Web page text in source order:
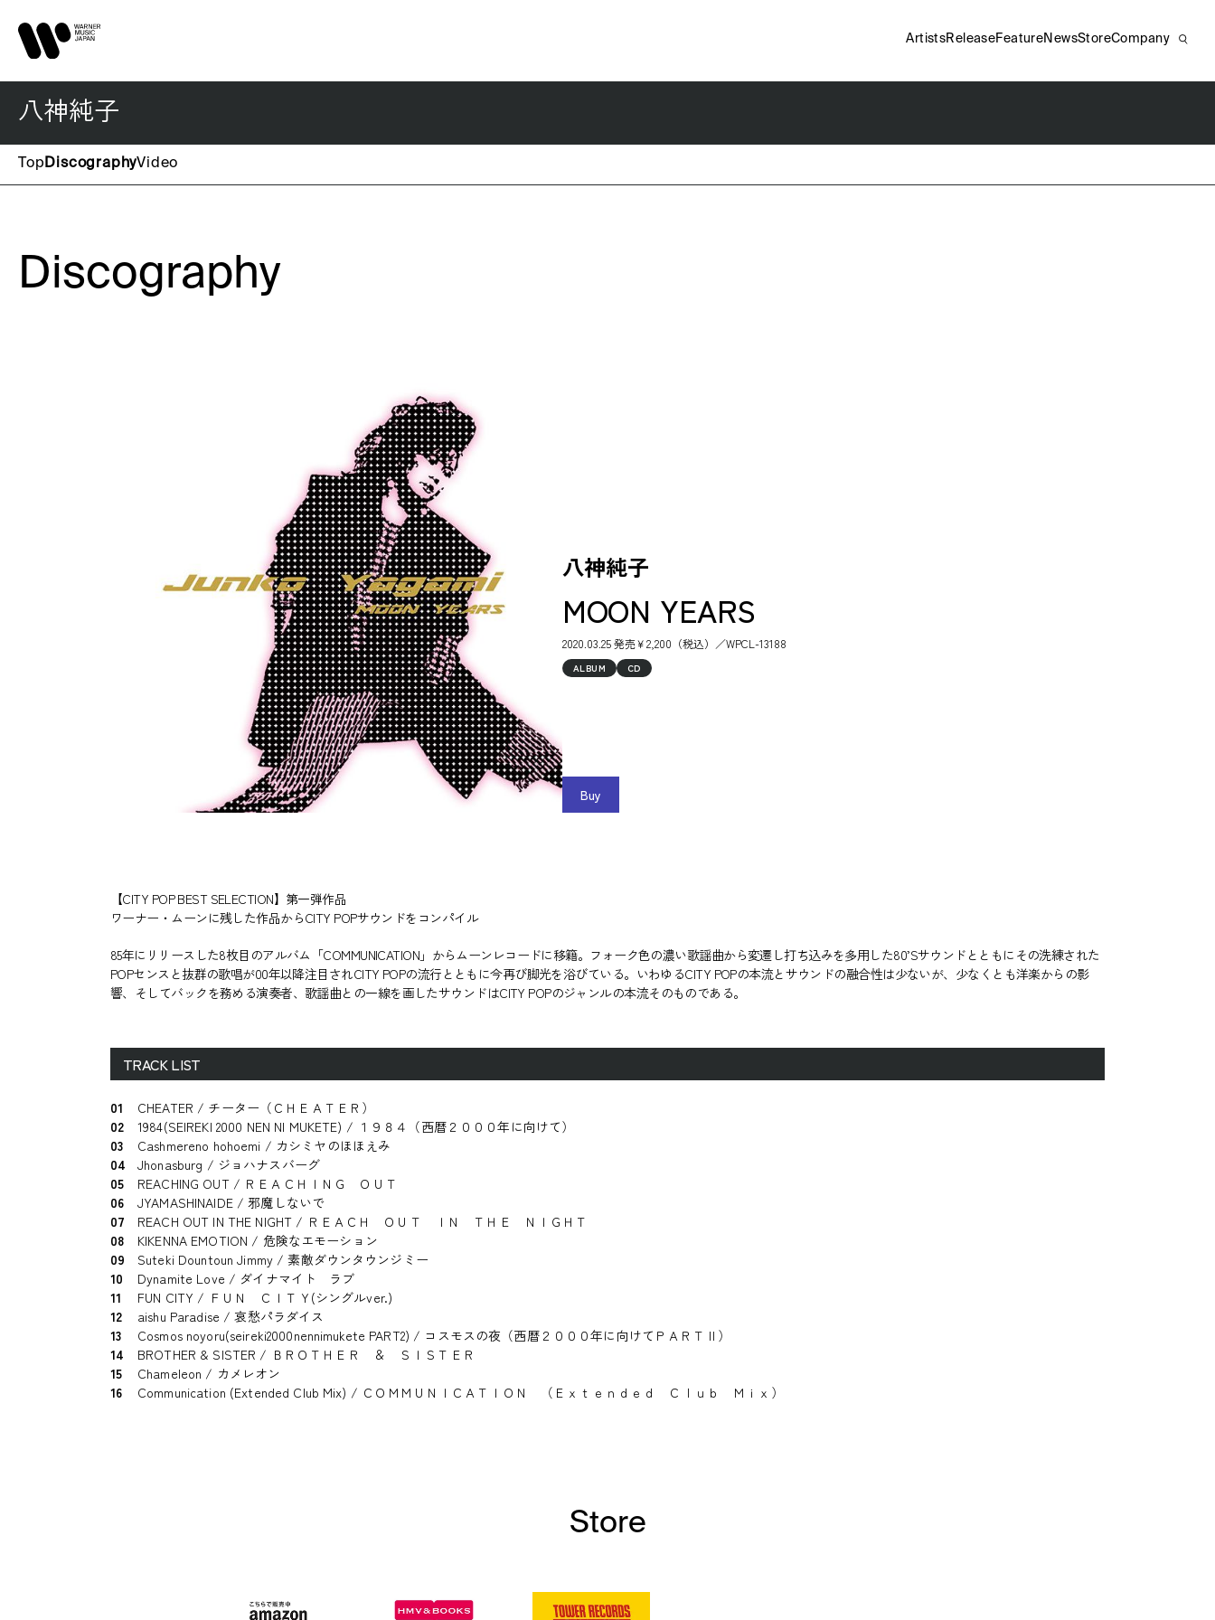
八神純子
Top DiscographyVideo
Discography
八神純子
MOON YEARS
2020.03.25 発売￥2,200（税込）／WPCL-13188
ALBUM CD
Buy
【CITY POP BEST SELECTION】第一弾作品
ワーナー・ムーンに残した作品からCITY POPサウンドをコンパイル
85年にリリースした8枚目のアルバム「COMMUNICATION」からムーンレコードに移籍。フォーク色の濃い歌謡曲から変遷し打ち込みを多用した80’Sサウンドとともにその洗練された
POPセンスと抜群の歌唱が00年以降注目されCITY POPの流行とともに今再び脚光を浴びている。いわゆるCITY POPの本流とサウンドの融合性は少ないが、少なくとも洋楽からの影
響、そしてバックを務める演奏者、歌謡曲との一線を画したサウンドはCITY POPのジャンルの本流そのものである。
TRACK LIST
01
CHEATER / チーター（ＣＨＥＡＴＥＲ）
02
1984(SEIREKI 2000 NEN NI MUKETE) / １９８４（西暦２０００年に向けて）
03
Cashmereno hohoemi / カシミヤのほほえみ
04
Jhonasburg / ジョハナスバーグ
05
REACHING OUT / ＲＥＡＣＨＩＮＧ ＯＵＴ
06
JYAMASHINAIDE / 邪魔しないで
07
REACH OUT IN THE NIGHT / ＲＥＡＣＨ ＯＵＴ ＩＮ ＴＨＥ ＮＩＧＨＴ
08
KIKENNA EMOTION / 危険なエモーション
09
Suteki Dountoun Jimmy / 素敵ダウンタウンジミー
10
Dynamite Love / ダイナマイト ラブ
11
FUN CITY / ＦＵＮ ＣＩＴＹ(シングルver.)
12
aishu Paradise / 哀愁パラダイス
13
Cosmos noyoru(seireki2000nennimukete PART2) / コスモスの夜（西暦２０００年に向けてＰＡＲＴⅡ）
14
BROTHER & SISTER / ＢＲＯＴＨＥＲ ＆ ＳＩＳＴＥＲ
15
Chameleon / カメレオン
16
Communication (Extended Club Mix) / ＣＯＭＭＵＮＩＣＡＴＩＯＮ （Ｅｘｔｅｎｄｅｄ Ｃｌｕｂ Ｍｉｘ）
Store
ArtistsReleaseFeature NewsStoreCompany